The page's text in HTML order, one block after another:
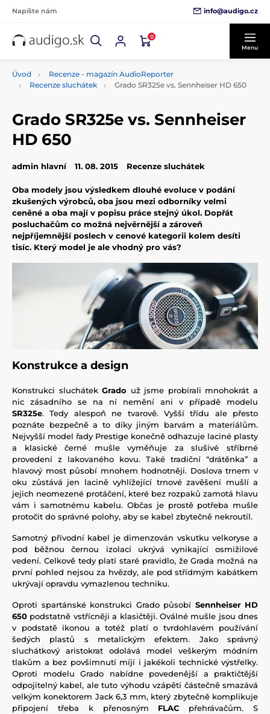
Napíšte nám info@audigo.cz
0
Menu
Úvod
Recenze - magazín AudioReporter
Recenze sluchátek
Grado SR325e vs. Sennheiser HD 650
Grado SR325e vs. Sennheiser
HD 650
admin hlavní 11. 08. 2015 Recenze sluchátek
Oba modely jsou výsledkem dlouhé evoluce v podání
zkušených výrobců, oba jsou mezi odborníky velmi
ceněné a oba mají v popisu práce stejný úkol. Dopřát
posluchačům co možná nejvěrnější a zároveň
nejpříjemnější poslech v cenové kategorii kolem desíti
tisíc. Který model je ale vhodný pro vás?
Konstrukce a design
Konstrukci sluchátekGrado už jsme probírali mnohokrát a
nic zásadního se na ní nemění ani v případě modelu
SR325e. Tedy alespoň ne tvarově. Vyšší třídu ale přesto
poznáte bezpečně a to díky jiným barvám a materiálům.
Nejvyšší model řady Prestige konečně odhazuje laciné plasty
a klasické černé mušle vyměňuje za slušivé stříbrné
provedení z lakovaného kovu. Také tradiční “drátěnka” a
hlavový most působí mnohem hodnotněji. Doslova trnem v
oku zůstává jen lacině vyhlížející trnové zavěšení mušlí a
jejich neomezené protáčení, které bez rozpaků zamotá hlavu
vám i samotnému kabelu. Občas je prostě potřeba mušle
protočit do správné polohy, aby se kabel zbytečně nekroutil.
Samotný přívodní kabel je dimenzován vskutku velkoryse a
pod běžnou černou izolací ukrývá vynikající osmižilové
vedení. Celkově tedy platí staré pravidlo, že Grada možná na
první pohled nejsou za hvězdy, ale pod střídmým kabátkem
ukrývají opravdu vymazlenou techniku.
Oproti spartánské konstrukci Grado působí Sennheiser HD
650 podstatně vstřícněji a klasičtěji. Oválné mušle jsou dnes
v podstatě ikonou a totéž platí o tvrdohlavém používání
šedých plastů s metalickým efektem. Jako správný
sluchátkový aristokrat odolává model veškerým módním
tlakům a bez povšimnutí míjí i jakékoli technické výstřelky.
Oproti modelu Grado nabídne povedenější a praktičtější
odpojitelný kabel, ale tuto výhodu vzápětí částečně smazává
velkým konektorem Jack 6,3 mm, který zbytečně komplikuje
připojení třeba k přenosným FLAC přehrávačům. S